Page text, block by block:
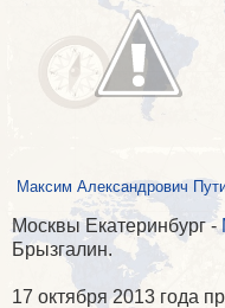
Максим Александрович
Москвы Екатеринбург -
Брызгалин.
17 октября 2013 года